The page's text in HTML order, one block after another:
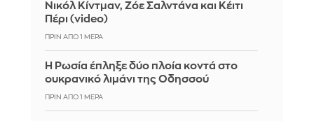
Νικόλ Κίντμαν, Ζόε Σαλντάνα και Κέιτι
Πέρι (video)
ΠΡΙΝ ΑΠΌ 1 ΜΈΡΑ
Η Ρωσία έπληξε δύο πλοία κοντά στο
ουκρανικό λιμάνι της Οδησσού
ΠΡΙΝ ΑΠΌ 1 ΜΈΡΑ